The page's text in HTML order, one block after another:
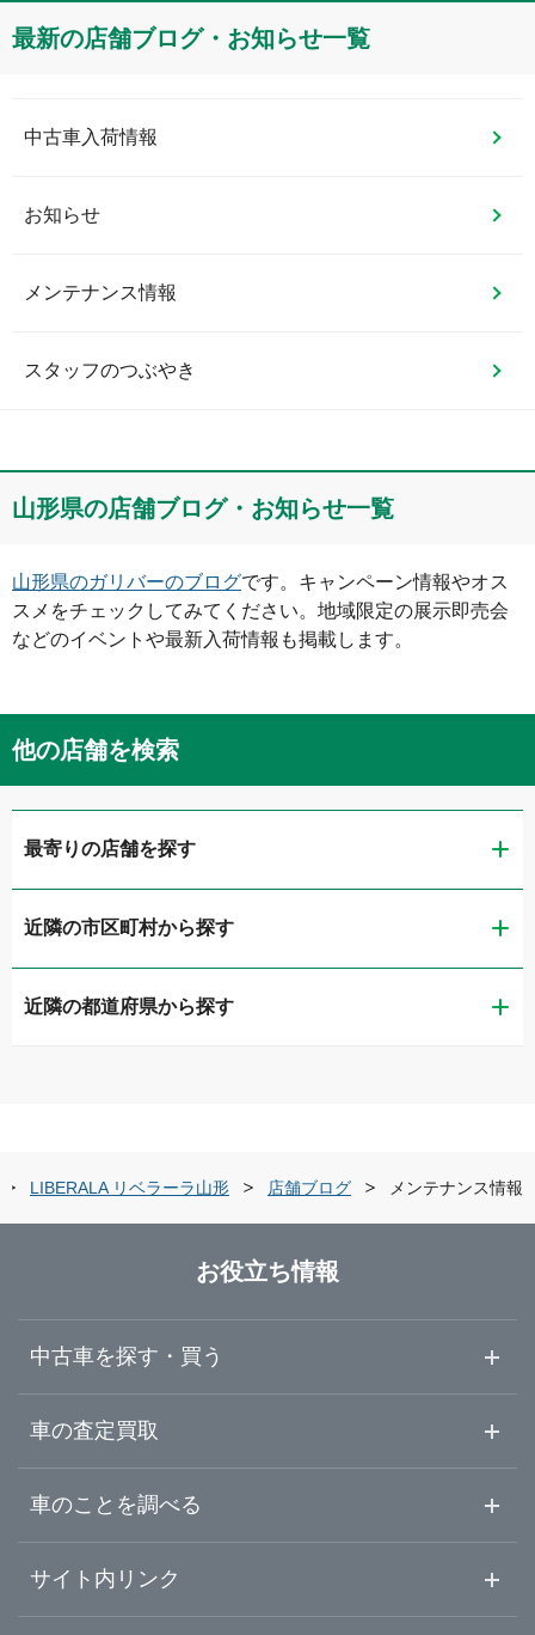
最新の店舗ブログ・お知らせ一覧
中古車入荷情報
お知らせ
メンテナンス情報
スタッフのつぶやき
山形県の店舗ブログ・お知らせ一覧
山形県のガリバーのブログです。キャンペーン情報やオス
スメをチェックしてみてください。地域限定の展示即売会
などのイベントや最新入荷情報も掲載します。
他の店舗を検索
最寄りの店舗を探す
LIBERALA リベラーラ山形
ガリバー286山形店
ガリバー米沢店
ガリバー7号酒田店
ガリバー天童店
近隣の市区町村から探す
山形市
山形・天童・村山
米沢・置賜
酒田・鶴岡・庄内
近隣の都道府県から探す
山形県
福島県
LIBERALA リベラーラ山形 店舗ブログ メンテナンス情報
お役立ち情報
中古車を探す・買う
中古車情報・中古車検索
初めての中古車購入ガイド
車の査定買取
車査定・車買取ならガリバー
ガリバーの査定が選ばれる理由
車のことを調べる
車初心者まとめ
サイト内リンク